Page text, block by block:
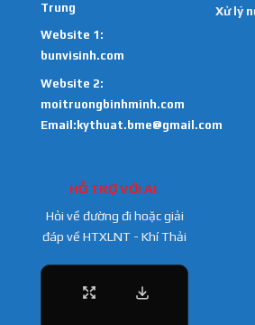
Trung
Website 1:
bunvisinh.com
Website 2:
moitruongbinhminh.com
Email:kythuat.bme@gmail.com
Xử lý
HỖ TRỢ VỚI AI
Hỏi về đường đi hoặc giải
đáp về HTXLNT - Khí Thải